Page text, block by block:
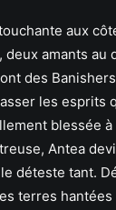
aux
deux amants
des
les esprits
blessée à
Antea
déteste tant.
terres hantées